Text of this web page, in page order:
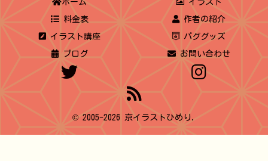
料金表 作者の紹介
イラスト講座 パググッズ
ブログ お問い合わせ
© 2005-2026 京イラストひめり.